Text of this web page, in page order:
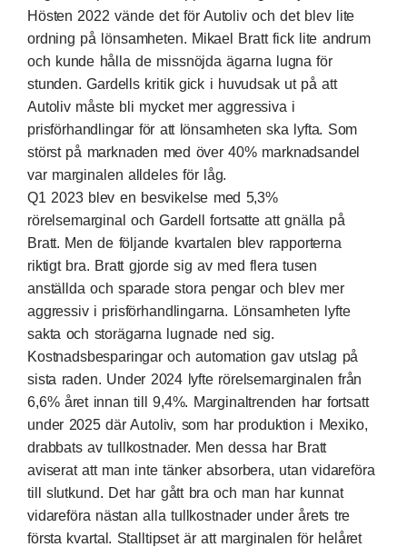
Hösten 2022 vände det för Autoliv och det blev lite
ordning på lönsamheten. Mikael Bratt fick lite andrum
och kunde hålla de missnöjda ägarna lugna för
stunden. Gardells kritik gick i huvudsak ut på att
Autoliv måste bli mycket mer aggressiva i
prisförhandlingar för att lönsamheten ska lyfta. Som
störst på marknaden med över 40% marknadsandel
var marginalen alldeles för låg.
Q1 2023 blev en besvikelse med 5,3%
rörelsemarginal och Gardell fortsatte att gnälla på
Bratt. Men de följande kvartalen blev rapporterna
riktigt bra. Bratt gjorde sig av med flera tusen
anställda och sparade stora pengar och blev mer
aggressiv i prisförhandlingarna. Lönsamheten lyfte
sakta och storägarna lugnade ned sig.
Kostnadsbesparingar och automation gav utslag på
sista raden. Under 2024 lyfte rörelsemarginalen från
6,6% året innan till 9,4%. Marginaltrenden har fortsatt
under 2025 där Autoliv, som har produktion i Mexiko,
drabbats av tullkostnader. Men dessa har Bratt
aviserat att man inte tänker absorbera, utan vidareföra
till slutkund. Det har gått bra och man har kunnat
vidareföra nästan alla tullkostnader under årets tre
första kvartal. Stalltipset är att marginalen för helåret